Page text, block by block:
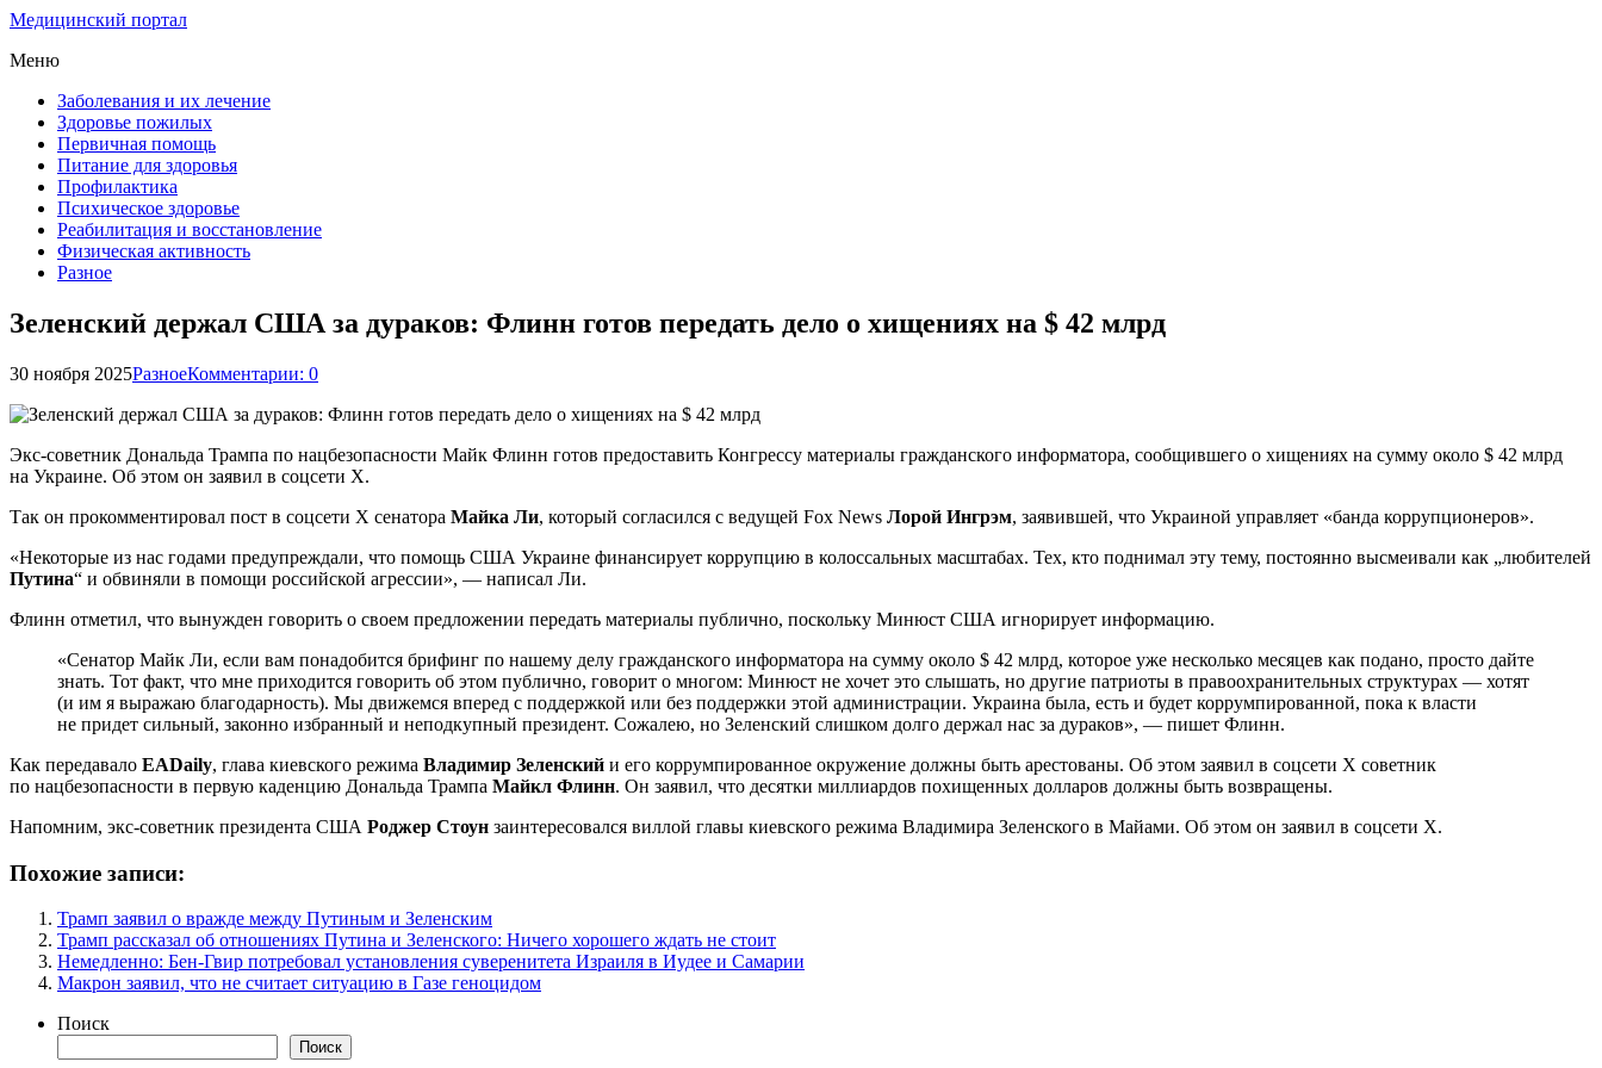
Медицинский портал
Меню
Заболевания и их лечение
Здоровье пожилых
Первичная помощь
Питание для здоровья
Профилактика
Психическое здоровье
Реабилитация и восстановление
Физическая активность
Разное
Зеленский держал США за дураков: Флинн готов передать дело о хищениях на $ 42 млрд
30 ноября 2025РазноеКомментарии: 0
Экс-советник Дональда Трампа по нацбезопасности Майк Флинн готов предоставить Конгрессу материалы гражданского информатора, сообщившего о хищениях на сумму около $ 42 млрд
на Украине. Об этом он заявил в соцсети Х.
Так он прокомментировал пост в соцсети Х сенатора Майка Ли, который согласился с ведущей Fox News Лорой Ингрэм, заявившей, что Украиной управляет «банда коррупционеров».
«Некоторые из нас годами предупреждали, что помощь США Украине финансирует коррупцию в колоссальных масштабах. Тех, кто поднимал эту тему, постоянно высмеивали как „любителей
Путина“ и обвиняли в помощи российской агрессии», — написал Ли.
Флинн отметил, что вынужден говорить о своем предложении передать материалы публично, поскольку Минюст США игнорирует информацию.
«Сенатор Майк Ли, если вам понадобится брифинг по нашему делу гражданского информатора на сумму около $ 42 млрд, которое уже несколько месяцев как подано, просто дайте
знать. Тот факт, что мне приходится говорить об этом публично, говорит о многом: Минюст не хочет это слышать, но другие патриоты в правоохранительных структурах — хотят
(и им я выражаю благодарность). Мы движемся вперед с поддержкой или без поддержки этой администрации. Украина была, есть и будет коррумпированной, пока к власти
не придет сильный, законно избранный и неподкупный президент. Сожалею, но Зеленский слишком долго держал нас за дураков», — пишет Флинн.
Как передавало EADaily, глава киевского режима Владимир Зеленский и его коррумпированное окружение должны быть арестованы. Об этом заявил в соцсети Х советник
по нацбезопасности в первую каденцию Дональда Трампа Майкл Флинн. Он заявил, что десятки миллиардов похищенных долларов должны быть возвращены.
Напомним, экс-советник президента США Роджер Стоун заинтересовался виллой главы киевского режима Владимира Зеленского в Майами. Об этом он заявил в соцсети Х.
Похожие записи:
Трамп заявил о вражде между Путиным и Зеленским
Трамп рассказал об отношениях Путина и Зеленского: Ничего хорошего ждать не стоит
Немедленно: Бен-Гвир потребовал установления суверенитета Израиля в Иудее и Самарии
Макрон заявил, что не считает ситуацию в Газе геноцидом
Поиск
Поиск